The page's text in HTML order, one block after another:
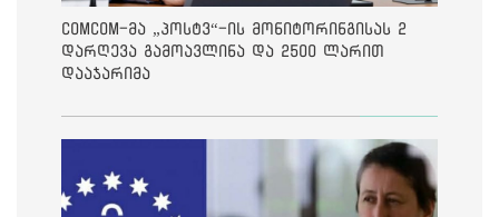
ComCom-მა „პოსტვ“-ის მონიტორინგისას 2
დარღევა გამოავლინა და 2500 ლარით
დააჯარიმა